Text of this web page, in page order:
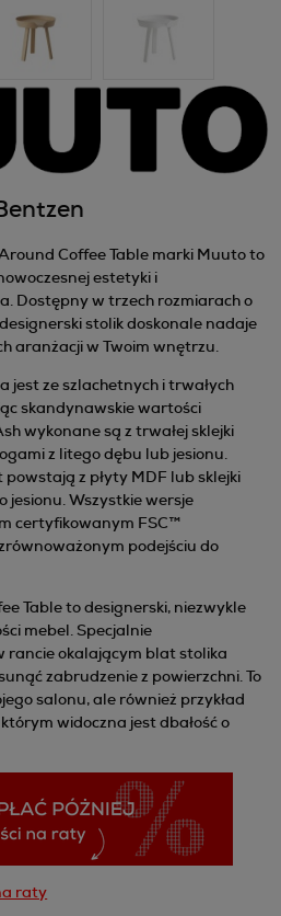
Coffee Table marki Muuto to
estetyki i
Dostępny w trzech rozmiarach o
stolik doskonale nadaje
aranżacji w Twoim wnętrzu.
jest ze szlachetnych i trwałych
skandynawskie wartości
wykonane są z trwałej sklejki
z litego dębu lub jesionu.
z płyty MDF lub sklejki
jesionu. Wszystkie wersje
certyfikowanym FSC™
podejściu do
Table to designerski, niezwykle
mebel. Specjalnie
okalającym blat stolika
zabrudzenie z powierzchni. To
salonu, ale również przykład
widoczna jest dbałość o
raty